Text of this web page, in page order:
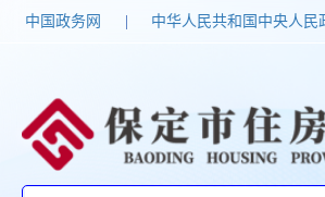
中国政务网 中华人民共和国中央人民